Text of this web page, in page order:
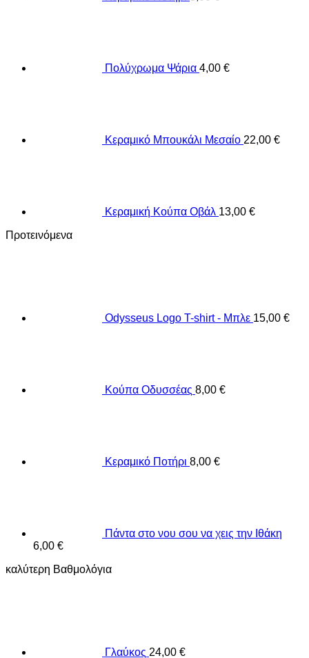
Πολύχρωμα Ψάρια 4,00 €
Κεραμικό Μπουκάλι Μεσαίο 22,00 €
Κεραμική Κούπα Οβάλ 13,00 €
Προτεινόμενα
Odysseus Logo T-shirt - Μπλε 15,00 €
Κούπα Οδυσσέας 8,00 €
Κεραμικό Ποτήρι 8,00 €
Πάντα στο νου σου να χεις την Ιθάκη
6,00 €
καλύτερη Βαθμολόγια
Γλαύκος 24,00 €